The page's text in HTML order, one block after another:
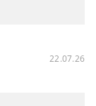
22.07.26